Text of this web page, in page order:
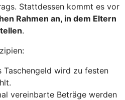
Stattdessen kommt es vor
Rahmen an, in dem Eltern
.
Taschengeld wird zu festen
vereinbarte Beträge werden